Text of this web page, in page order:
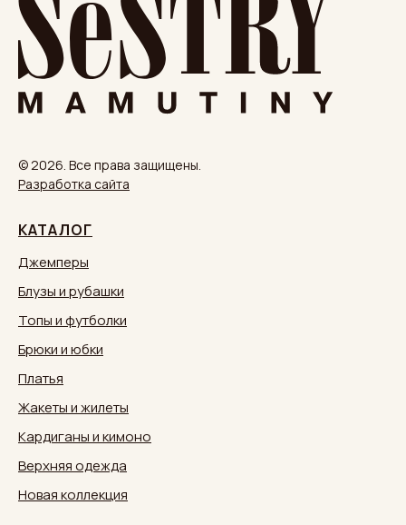
© 2026. Все права защищены.
Разработка сайта
КАТАЛОГ
Джемперы
Блузы и рубашки
Топы и футболки
Брюки и юбки
Платья
Жакеты и жилеты
Кардиганы и кимоно
Верхняя одежда
Новая коллекция